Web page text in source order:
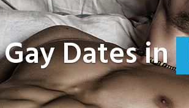
Dates in